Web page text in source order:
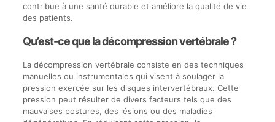
contribue à une santé durable et améliore la qualité de vie
des patients.
Qu’est-ce que la décompression vertébrale ?
La décompression vertébrale consiste en des techniques
manuelles ou instrumentales qui visent à soulager la
pression exercée sur les disques intervertébraux. Cette
pression peut résulter de divers facteurs tels que des
mauvaises postures, des lésions ou des maladies